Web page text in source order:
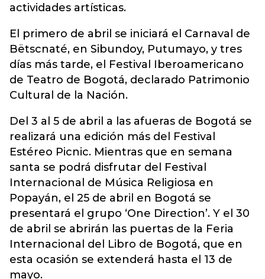
actividades artísticas.
El primero de abril se iniciará el Carnaval de
Bëtscnaté, en Sibundoy, Putumayo, y tres
días más tarde, el Festival Iberoamericano
de Teatro de Bogotá, declarado Patrimonio
Cultural de la Nación.
Del 3 al 5 de abril a las afueras de Bogotá se
realizará una edición más del Festival
Estéreo Picnic. Mientras que en semana
santa se podrá disfrutar del Festival
Internacional de Música Religiosa en
Popayán, el 25 de abril en Bogotá se
presentará el grupo ‘One Direction’. Y el 30
de abril se abrirán las puertas de la Feria
Internacional del Libro de Bogotá, que en
esta ocasión se extenderá hasta el 13 de
mayo.